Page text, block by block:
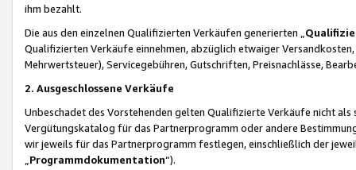
ihm bezahlt.
Die aus den einzelnen Qualifizierten Verkäufen generierten „
Qualifizierten Verkäufe einnehmen, abzüglich etwaiger
Mehrwertsteuer), Servicegebühren, Gutschriften, Preisnachlässe,
2. Ausgeschlossene Verkäufe
Unbeschadet des Vorstehenden gelten Qualifizierte Verkäufe nicht
Vergütungskatalog für das Partnerprogramm oder andere
wir jeweils für das Partnerprogramm festlegen, einschließlich der
Programmdokumentation“).